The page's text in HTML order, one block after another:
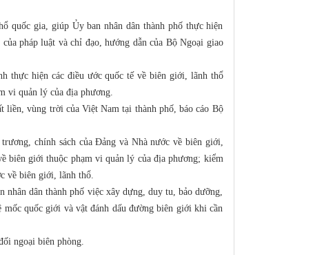
quốc gia, giúp Ủy ban nhân dân thành phố thực hiện
pháp luật và chỉ đạo, hướng dẫn của Bộ Ngoại giao
thực hiện các điều ước quốc tế về biên giới, lãnh thổ
vi quản lý của địa phương.
liền, vùng trời của Việt Nam tại thành phố, báo cáo Bộ
chính sách của Đảng và Nhà nước về biên giới,
biên giới thuộc phạm vi quản lý của địa phương; kiểm
về biên giới, lãnh thổ.
dân thành phố việc xây dựng, duy tu, bảo dưỡng,
mốc quốc giới và vật đánh dấu đường biên giới khi cần
ngoại biên phòng.